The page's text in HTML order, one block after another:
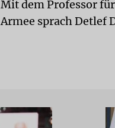
Mit dem Professor
Armee sprach Detlef